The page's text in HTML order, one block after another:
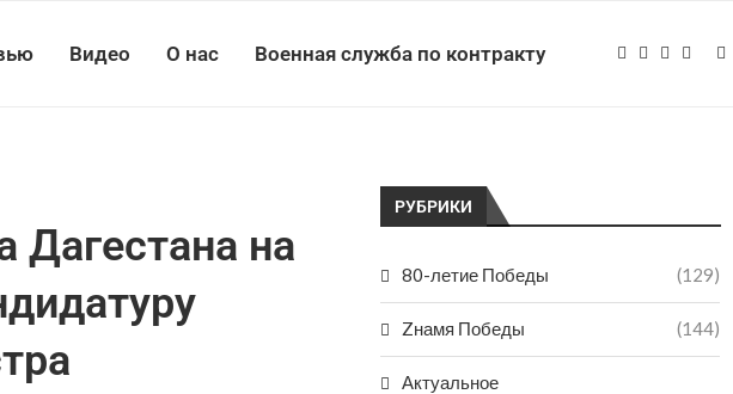
Видео О нас Военная служба по контракту
Дагестана на
РУБРИКИ
80-летие Победы (129)
Zнамя Победы (144)
Актуальное